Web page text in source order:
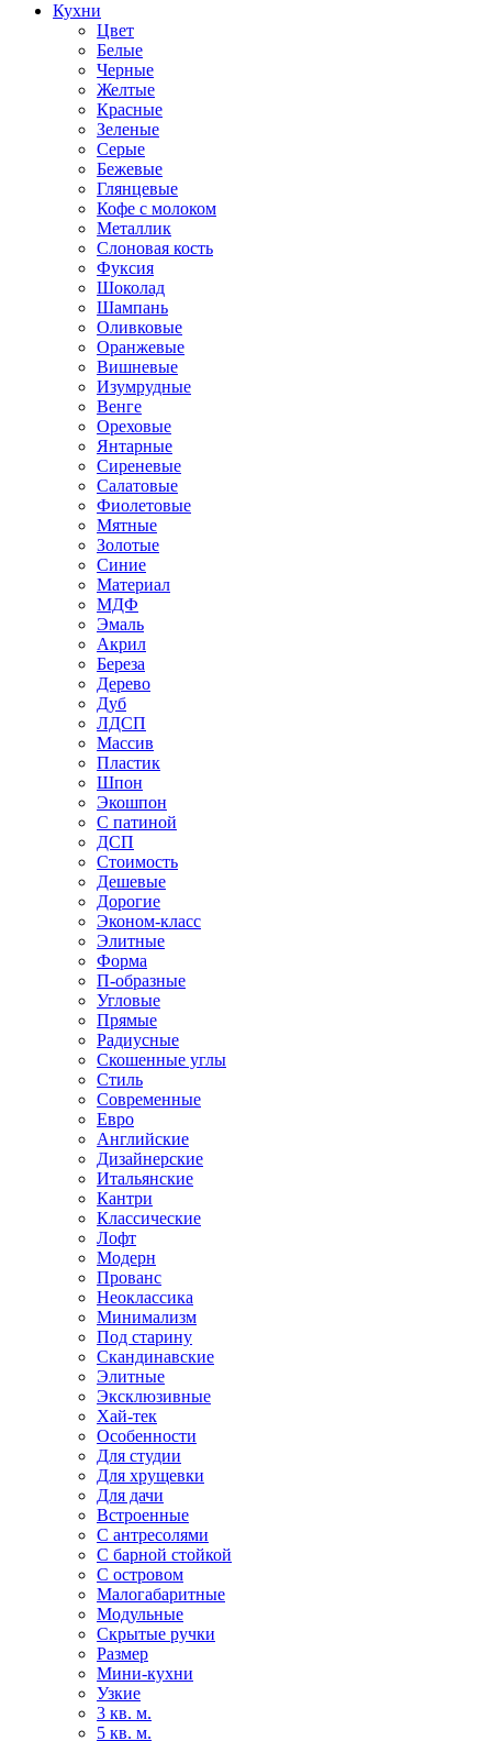
Кухни
Цвет
Белые
Черные
Желтые
Красные
Зеленые
Серые
Бежевые
Глянцевые
Кофе с молоком
Металлик
Слоновая кость
Фуксия
Шоколад
Шампань
Оливковые
Оранжевые
Вишневые
Изумрудные
Венге
Ореховые
Янтарные
Сиреневые
Салатовые
Фиолетовые
Мятные
Золотые
Синие
Материал
МДФ
Эмаль
Акрил
Береза
Дерево
Дуб
ЛДСП
Массив
Пластик
Шпон
Экошпон
С патиной
ДСП
Стоимость
Дешевые
Дорогие
Эконом-класс
Элитные
Форма
П-образные
Угловые
Прямые
Радиусные
Скошенные углы
Стиль
Современные
Евро
Английские
Дизайнерские
Итальянские
Кантри
Классические
Лофт
Модерн
Прованс
Неоклассика
Минимализм
Под старину
Скандинавские
Элитные
Эксклюзивные
Хай-тек
Особенности
Для студии
Для хрущевки
Для дачи
Встроенные
С антресолями
С барной стойкой
С островом
Малогабаритные
Модульные
Скрытые ручки
Размер
Мини-кухни
Узкие
3 кв. м.
5 кв. м.